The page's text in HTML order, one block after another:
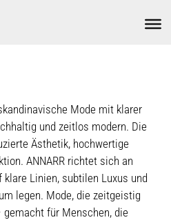
Mode mit klarer
und zeitlos modern. Die
Ästhetik, hochwertige
ANNARR richtet sich an
Linien, subtilen Luxus und
legen. Mode, die zeitgeistig
für Menschen, die